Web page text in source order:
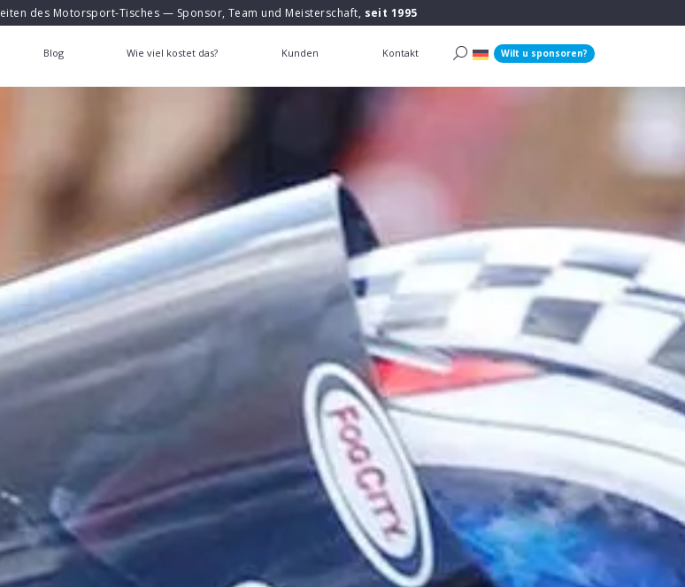
des Motorsport-Tisches — Sponsor, Team und Meisterschaft, seit 1995
Blog Wie viel kostet das? Kunden Kontakt Wilt u sponsoren?